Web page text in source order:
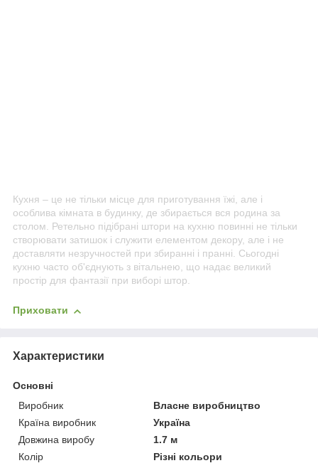
Кухня – це не тільки місце для приготування їжі, але і
особлива кімната в будинку, де збирається вся родина за
столом. Ретельно підібрані штори на кухню повинні не тільки
створювати затишок і служити елементом декору, але і не
доставляти незручностей при збиранні і пранні. Сьогодні
кухню часто об'єднують з вітальнею, що надає великий
простір для фантазії при виборі штор.
Приховати
Характеристики
Основні
Виробник
Власне виробництво
Країна виробник
Україна
Довжина виробу
1.7 м
Колір
Різні кольори